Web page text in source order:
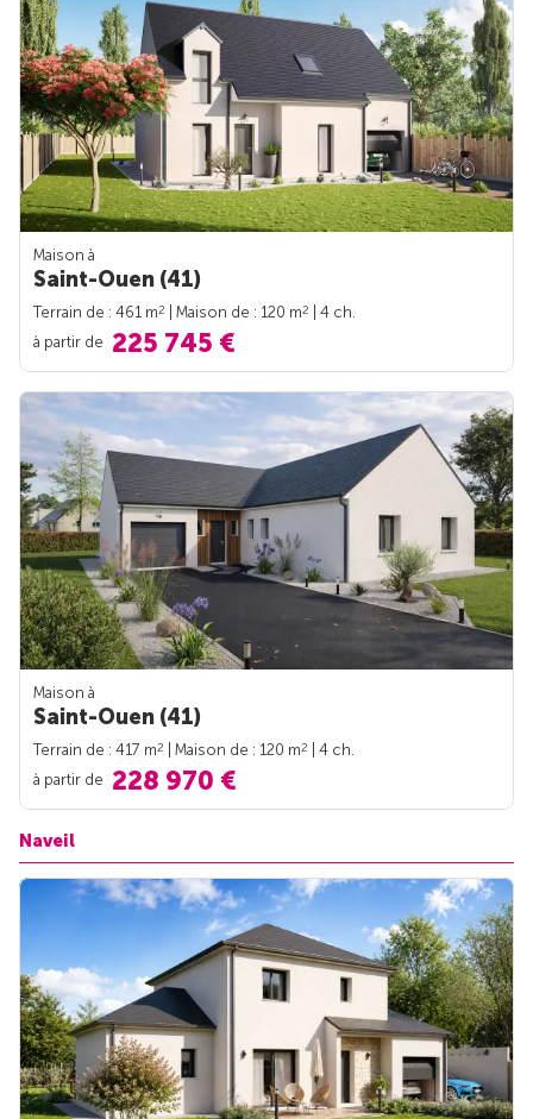
Maison à
Saint-Ouen (41)
Terrain de : 461 m2 | Maison de : 120 m2
| 4 ch.
à partir de 225 745 €
Maison à
Saint-Ouen (41)
Terrain de : 417 m2 | Maison de : 120 m2
| 4 ch.
à partir de 228 970 €
Naveil